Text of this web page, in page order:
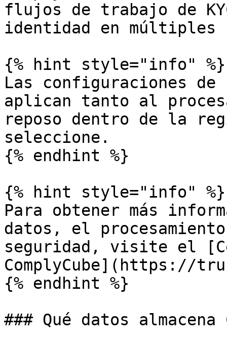
flujos de trabajo de
identidad en múltiples
{% hint style="info" %}
Las configuraciones
aplican tanto al
reposo dentro de la
seleccione.
{% endhint %}
{% hint style="info" %}
Para obtener más
datos, el
seguridad, visite el
ComplyCube](https://
{% endhint %}
### Qué datos almacena